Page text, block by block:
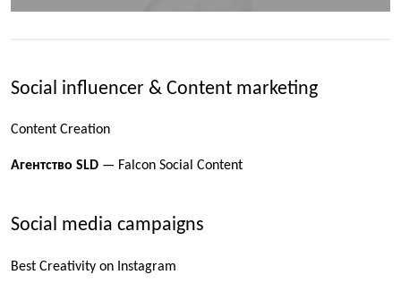
Social influencer & Content marketing
Content Creation
Агентство SLD — Falcon Social Content
Social media campaigns
Best Creativity on Instagram